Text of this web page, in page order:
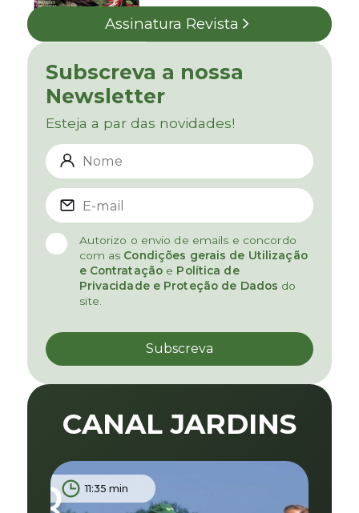
Assinatura Revista
Subscreva a nossa
Newsletter
Esteja a par das novidades!
Autorizo o envio de emails e concordo
com as Condições gerais de Utilização
e Contratação e Política de
Privacidade e Proteção de Dados do
site.
CANAL JARDINS
11:35 min